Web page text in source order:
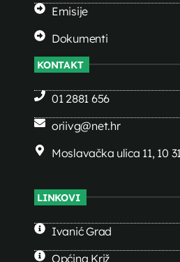
Emisije
Dokumenti
KONTAKT
01 2881 656
oriivg@net.hr
Moslavačka ulica 11, 10
LINKOVI
Ivanić Grad
Općina Križ